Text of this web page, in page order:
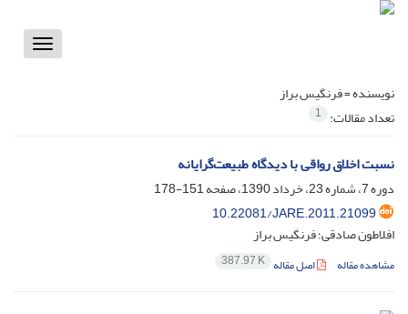
Toggle
نویسنده =فرنگیس براز
تعداد مقالات: 1
نسبت اخلاق رواقی با دیدگاه طبیعت‌گرایانه
دوره 7، شماره 23، خرداد 1390، صفحه
151-178
10.22081/JARE.2011.21099
افلاطون صادقی؛ فرنگیس براز
مشاهده مقاله اصل مقاله 387.97 K